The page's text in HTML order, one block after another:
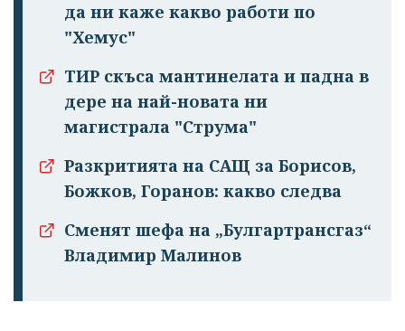
да ни каже какво работи по
"Хемус"
ТИР скъса мантинелата и падна в
дере на най-новата ни
магистрала "Струма"
Разкритията на САЩ за Борисов,
Божков, Горанов: какво следва
Сменят шефа на „Булгартрансгаз“
Владимир Малинов